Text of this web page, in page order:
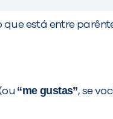
está entre
“me gustas”, se